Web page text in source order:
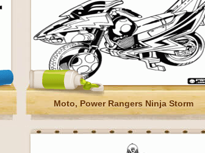
Moto, Power Rangers Ninja Storm